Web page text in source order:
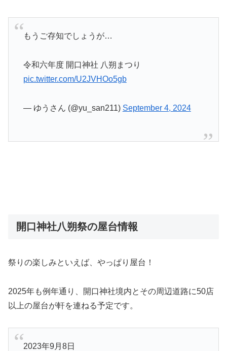
もうご存知でしょうが…
令和六年度 開口神社 八朔まつり
pic.twitter.com/U2JVHOo5gb
— ゆうさん (@yu_san211) September 4, 2024
開口神社八朔祭の屋台情報
祭りの楽しみといえば、やっぱり屋台！
2025年も例年通り、開口神社境内とその周辺道路に50店
以上の屋台が軒を連ねる予定です。
2023年9月8日